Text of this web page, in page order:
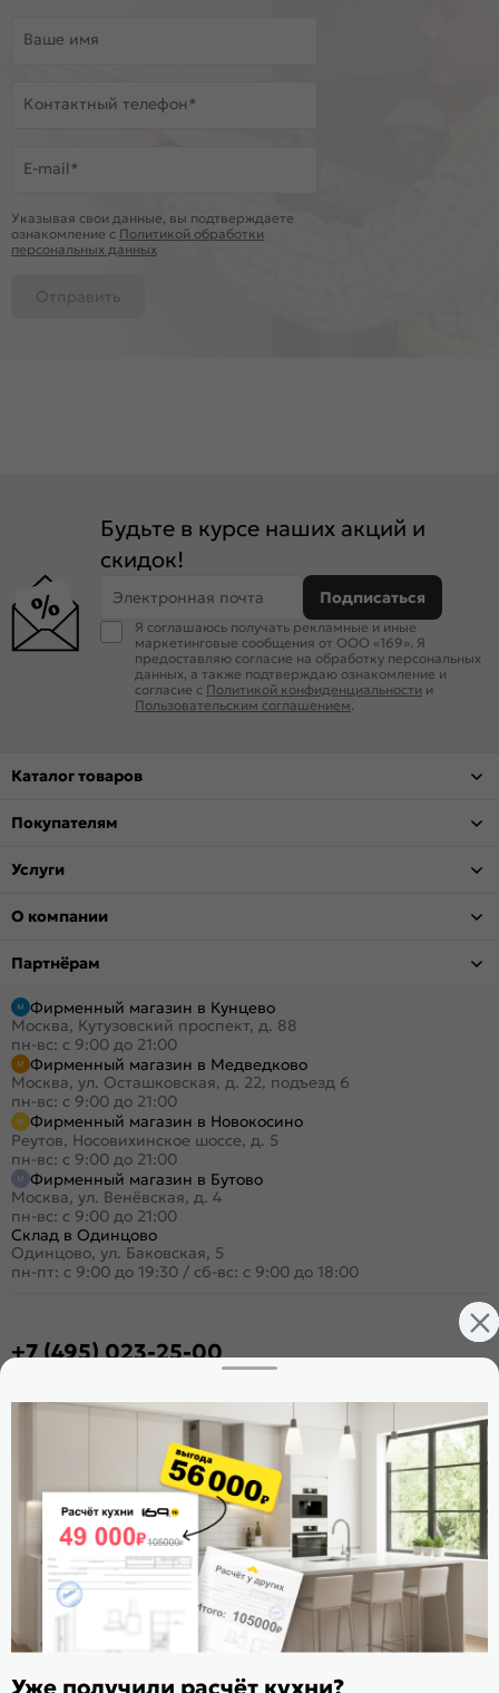
Ваше имя
Контактный телефон*
E-mail*
Указывая свои данные, вы подтверждаете
ознакомление c Политикой обработки
персональных данных
Отправить
Будьте в курсе наших акций и
скидок!
Электронная почта Подписаться
Я соглашаюсь получать рекламные и иные
маркетинговые сообщения от ООО «169». Я
предоставляю согласие на обработку персональных
данных, а также подтверждаю ознакомление и
согласие с Политикой конфиденциальности и
Пользовательским соглашением.
Каталог товаров
Покупателям
Услуги
О компании
Партнёрам
Фирменный магазин в Кунцево
Москва, Кутузовский проспект, д. 88
пн-вс: с 9:00 до 21:00
Фирменный магазин в Медведково
Москва, ул. Осташковская, д. 22, подъезд 6
пн-вс: с 9:00 до 21:00
Фирменный магазин в Новокосино
Реутов, Носовихинское шоссе, д. 5
пн-вс: с 9:00 до 21:00
Фирменный магазин в Бутово
Москва, ул. Венёвская, д. 4
пн-вс: с 9:00 до 21:00
Склад в Одинцово
Одинцово, ул. Баковская, 5
пн-пт: с 9:00 до 19:30 / сб-вс: с 9:00 до 18:00
+7 (495) 023-25-00
Стать дилером
Расскажите о нас
Поделиться
Оцените магазин
ИКС 1180
© 2015—2026 Интернет-магазин мебели Mebel169.ru